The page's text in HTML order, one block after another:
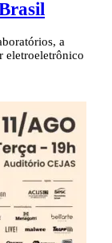
a
eletroeletrônico